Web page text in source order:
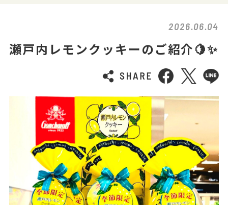
2026.06.04
瀬戸内レモンクッキーのご紹介🍋✨